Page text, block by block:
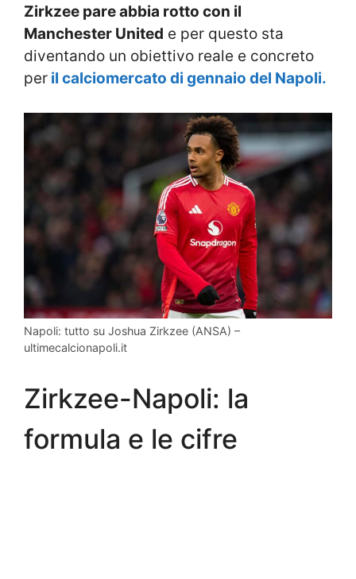
Zirkzee pare abbia rotto con il
Manchester United e per questo sta
diventando un obiettivo reale e concreto
per il calciomercato di gennaio del Napoli.
Napoli: tutto su Joshua Zirkzee (ANSA) –
ultimecalcionapoli.it
Zirkzee-Napoli: la
formula e le cifre